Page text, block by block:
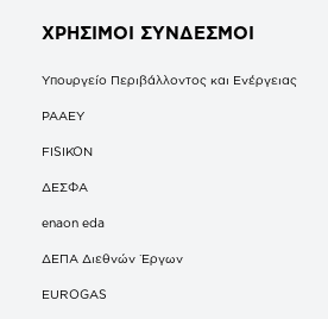
ΧΡΗΣΙΜΟΙ ΣΥΝΔΕΣΜΟΙ
Υπουργείο Περιβάλλοντος και Ενέργειας
ΡΑΑΕΥ
FISIKON
ΔΕΣΦΑ
enaon eda
ΔΕΠΑ Διεθνών Έργων
EUROGAS